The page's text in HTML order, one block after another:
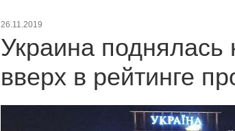
26.11.2019
Украина поднялась на 3 позиции
вверх в рейтинге